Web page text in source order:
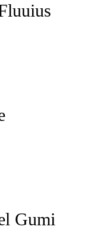
Gumi